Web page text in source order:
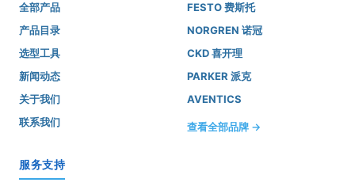
全部产品
产品目录
选型工具
新闻动态
关于我们
联系我们
FESTO 费斯托
NORGREN 诺冠
CKD 喜开理
PARKER 派克
AVENTICS
查看全部品牌 →
服务支持